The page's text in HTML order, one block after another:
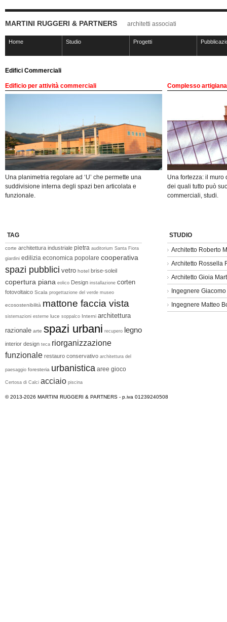
MARTINI RUGGERI & PARTNERS architetti associati
Home Studio Progetti
Edifici Commerciali
Edificio per attività commerciali
Una planimetria regolare ad ‘U’ che permette una
suddivisione interna degli spazi ben articolata e
funzionale.
Complesso
Una fortezza: il muro
dei quali tutto può
commerciali, studi.
TAG
corte architettura industriale pietra auditorium Santa Fiora
giardini edilizia economica popolare cooperativa
spazi pubblici vetro hotel brise-soleil
copertura piana eolico Design installazione corten
fotovoltaico Scala progettazione del verde museo
ecosostenibilità mattone faccia vista
sistemazioni esterne luce soppalco Interni architettura
razionale arte spazi urbani recupero legno
interior design teca riorganizzazione
funzionale restauro conservativo architettura del
paesaggio foresteria urbanistica aree gioco
Certosa di Calci acciaio piscina
STUDIO
Architetto Roberto
Architetto Rossella
Architetto Gioia
Ingegnere
Ingegnere Matteo
© 2013-2026 MARTINI RUGGERI & PARTNERS - p.iva 01239240508